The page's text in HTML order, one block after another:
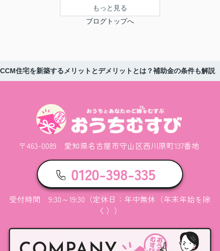
もっと見る
ブログトップへ
住宅を新築するメリットとデメリットとは？補助金の条件も解説
〒463-0089 愛知県名古屋市守山区西川原町137番地
0120-398-335
受付時間 9:30～19:30（定休日：年中無休（年末年始を除
く））